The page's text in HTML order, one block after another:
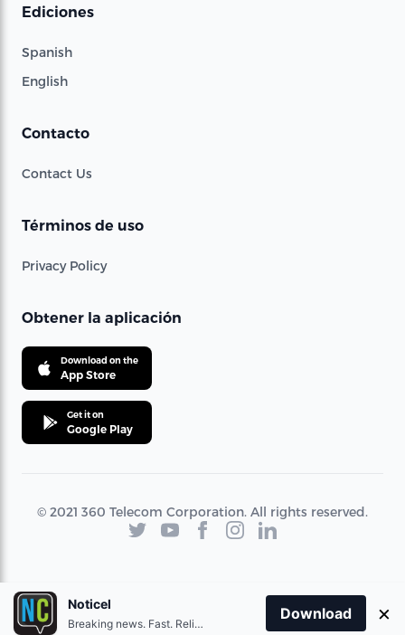
Ediciones
Spanish
English
Contacto
Contact Us
Términos de uso
Privacy Policy
Obtener la aplicación
Download on the
App Store
Get it on
Google Play
© 2021 360 Telecom Corporation. All rights reserved.
Noticel
Breaking news. Fast. Reliable.
Download ×